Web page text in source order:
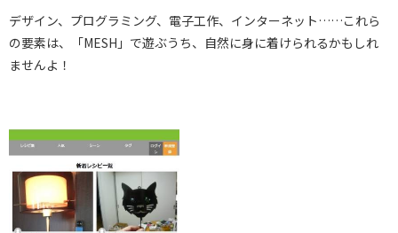
デザイン、プログラミング、電子工作、インターネット……これら
の要素は、「MESH」で遊ぶうち、自然に身に着けられるかもしれ
ませんよ！